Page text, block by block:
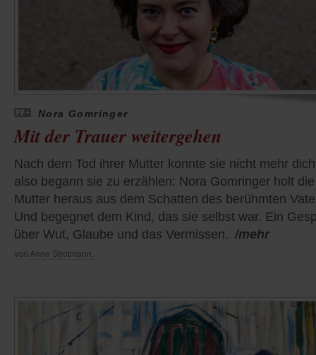
Nora Gomringer
Mit der Trauer weitergehen
Nach dem Tod ihrer Mutter konnte sie nicht mehr
also begann sie zu erzählen: Nora Gomringer holt die
Mutter heraus aus dem Schatten des berühmten
Und begegnet dem Kind, das sie selbst war. Ein
über Wut, Glaube und das Vermissen. /mehr
von Anne Strotmann.